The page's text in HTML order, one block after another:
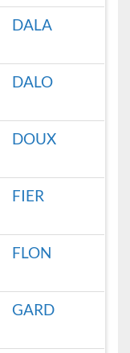
DALA
DALO
DOUX
FIER
FLON
GARD